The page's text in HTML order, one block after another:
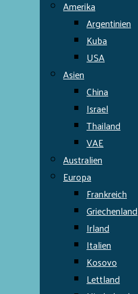
Amerika
Argentinien
Kuba
USA
Asien
China
Israel
Thailand
VAE
Australien
Europa
Frankreich
Griechenland
Irland
Italien
Kosovo
Lettland